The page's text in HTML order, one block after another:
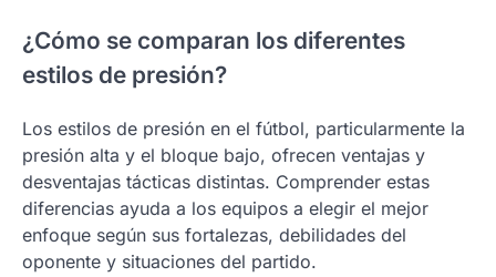
¿Cómo se comparan los diferentes
estilos de presión?
Los estilos de presión en el fútbol, particularmente la
presión alta y el bloque bajo, ofrecen ventajas y
desventajas tácticas distintas. Comprender estas
diferencias ayuda a los equipos a elegir el mejor
enfoque según sus fortalezas, debilidades del
oponente y situaciones del partido.